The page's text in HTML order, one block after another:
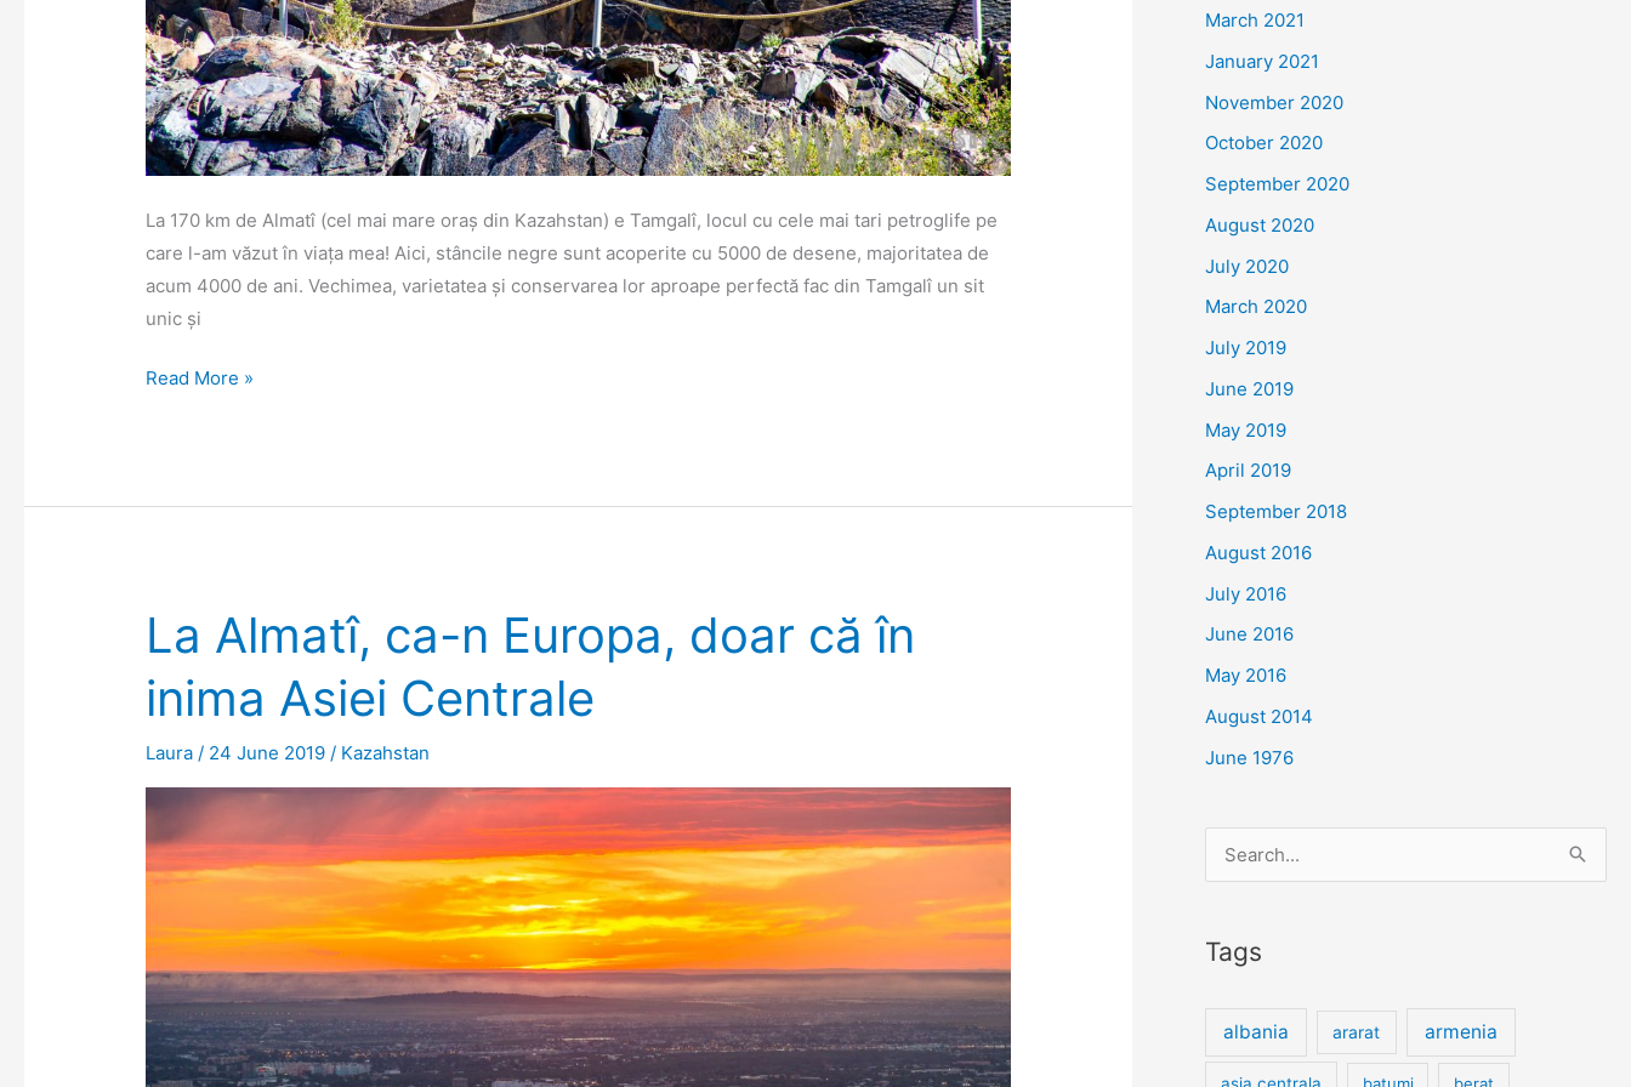
La 170 km de Almatî (cel mai mare oraș din Kazahstan) e Tamgalî, locul cu cele mai tari petroglife pe
care l-am văzut în viața mea! Aici, stâncile negre sunt acoperite cu 5000 de desene, majoritatea de
acum 4000 de ani. Vechimea, varietatea și conservarea lor aproape perfectă fac din Tamgalî un sit
unic și
Tamgalî:
de
stânci
Read More »
La Almatî, ca-n Europa, doar că în
inima Asiei Centrale
Laura/ 24 June 2019/ Kazahstan
March 2021
January 2021
November 2020
October 2020
September 2020
August 2020
July 2020
March 2020
July 2019
June 2019
May 2019
April 2019
September 2018
August 2016
July 2016
June 2016
May 2016
August 2014
June 1976
Search
for:
Tags
albania ararat armenia